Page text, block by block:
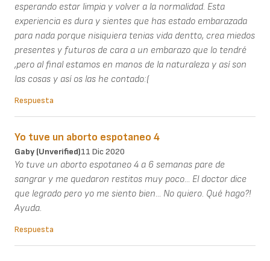
esperando estar limpia y volver a la normalidad. Esta
experiencia es dura y sientes que has estado embarazada
para nada porque nisiquiera tenias vida dentto, crea miedos
presentes y futuros de cara a un embarazo que lo tendré
,pero al final estamos en manos de la naturaleza y así son
las cosas y así os las he contado:(
Respuesta
Yo tuve un aborto espotaneo 4
Gaby (unverified)11 Dic 2020
Yo tuve un aborto espotaneo 4 a 6 semanas pare de
sangrar y me quedaron restitos muy poco... El doctor dice
que legrado pero yo me siento bien... No quiero. Qué hago?!
Ayuda.
Respuesta